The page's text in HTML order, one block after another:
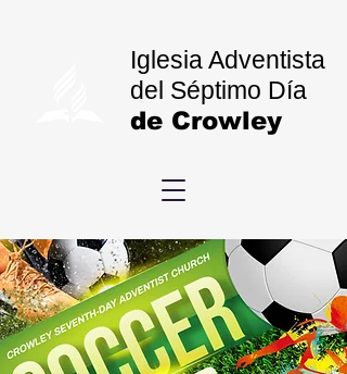
Iglesia Adventista
del Séptimo Día
de Crowley